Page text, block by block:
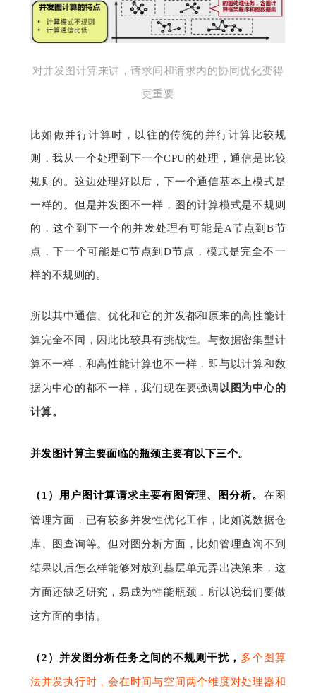
对并发图计算来讲，请求间和请求内的协同优化变得
更重要
比如做并行计算时，以往的传统的并行计算比较规
则，我从一个处理到下一个CPU的处理，通信是比较
规则的。这边处理好以后，下一个通信基本上模式是
一样的。但是并发图不一样，图的计算模式是不规则
的，这个到下一个的并发处理有可能是A节点到B节
点，下一个可能是C节点到D节点，模式是完全不一
样的不规则的。
所以其中通信、优化和它的并发都和原来的高性能计
算完全不同，因此比较具有挑战性。与数据密集型计
算不一样，和高性能计算也不一样，即与以计算和数
据为中心的都不一样，我们现在要强调 以图为中心的
计算。
并发图计算主要面临的瓶颈主要有以下三个。
（1） 用户图计算请求主要有图管理、图分析。 在图
管理方面，已有较多并发性优化工作，比如说数据仓
库、图查询等。但对图分析方面，比如管理查询不到
结果以后怎么样能够对放到基层单元弄出决策来，这
方面还缺乏研究，易成为性能瓶颈，所以说我们要做
这方面的事情。
（2）并发图分析任务之间的不规则干扰， 多个图算
法并发执行时，会在时间与空间两个维度对处理器和